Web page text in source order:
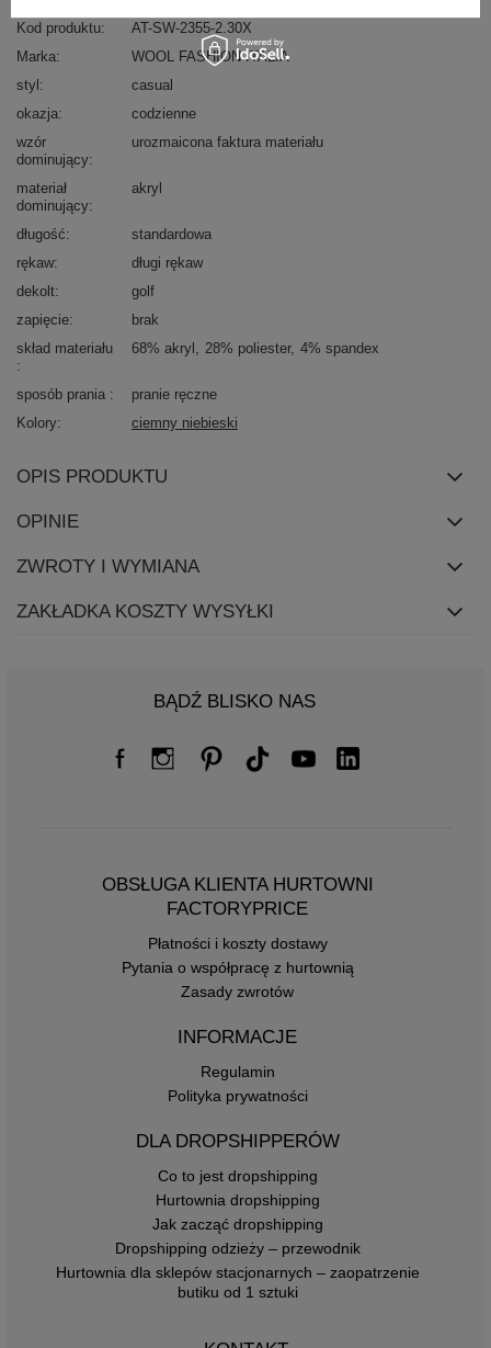
Kod produktu
AT-SW-2355-2.30X
Marka
WOOL FASHION ITALIA
styl
casual
okazja
codzienne
wzór
dominujący
urozmaicona faktura materiału
materiał
dominujący
akryl
długość
standardowa
rękaw
długi rękaw
dekolt
golf
zapięcie
brak
skład materiału
68% akryl 28% poliester 4% spandex
sposób prania
pranie ręczne
Kolory
ciemny niebieski
OPIS PRODUKTU
OPINIE
ZWROTY I WYMIANA
ZAKŁADKA KOSZTY WYSYŁKI
BĄDŹ BLISKO NAS
OBSŁUGA KLIENTA HURTOWNI
FACTORYPRICE
Płatności i koszty dostawy
Pytania o współpracę z hurtownią
Zasady zwrotów
INFORMACJE
Regulamin
Polityka prywatności
DLA DROPSHIPPERÓW
Co to jest dropshipping
Hurtownia dropshipping
Jak zacząć dropshipping
Dropshipping odzieży – przewodnik
Hurtownia dla sklepów stacjonarnych – zaopatrzenie
butiku od 1 sztuki